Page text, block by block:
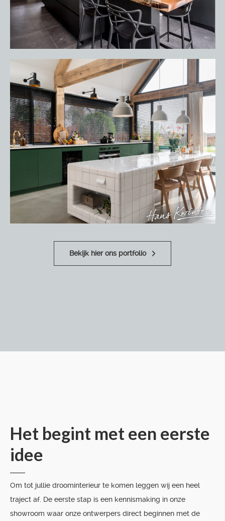
Bekijk hier ons portfolio
Het begint met een eerste
idee
Om tot jullie droominterieur te komen leggen wij een heel
traject af. De eerste stap is een kennismaking in onze
showroom waar onze ontwerpers direct beginnen met de